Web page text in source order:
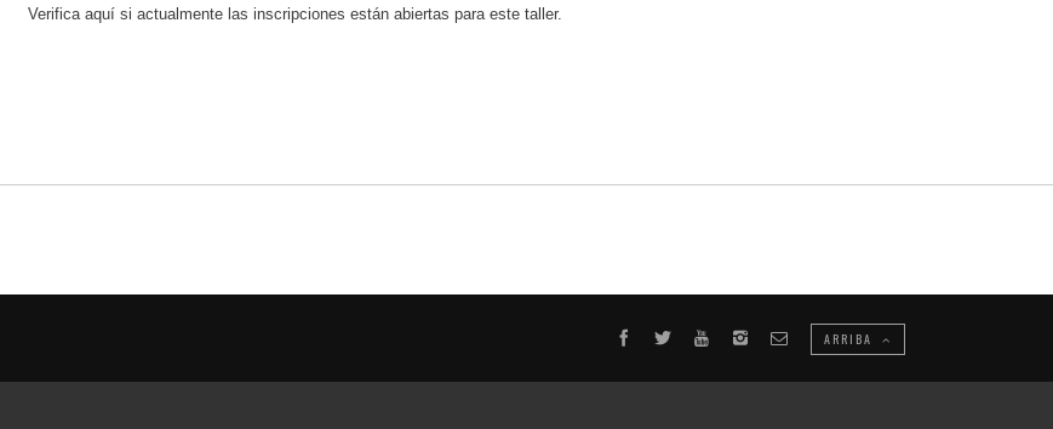
Verifica aquí si actualmente las inscripciones están abiertas para este taller.
ARRIBA